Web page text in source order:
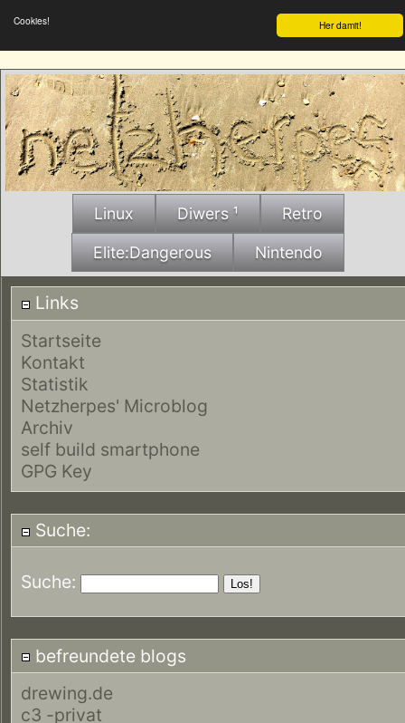
Her damit!
Cookies!
Linux Diwers ¹ Retro
Elite:Dangerous Nintendo
Links
Startseite
Kontakt
Statistik
Netzherpes' Microblog
Archiv
self build smartphone
GPG Key
Suche:
Suche:
befreundete blogs
drewing.de
c3 -privat